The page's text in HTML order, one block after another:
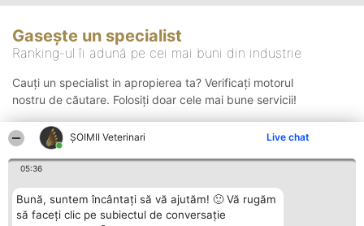
ȘOIMII Veterinari Live chat
05:36
Bună, suntem încântați să vă ajutăm! 🙂 Vă rugăm
să faceți clic pe subiectul de conversație
Gasește un specialist
Ranking-ul îi adună pe cei mai buni din industrie
Cauți un specialist in apropierea ta? Verificați motorul
nostru de căutare. Folosiți doar cele mai bune servicii!